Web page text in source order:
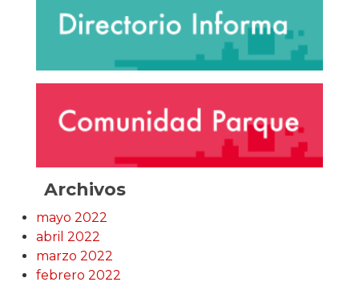
Archivos
mayo 2022
abril 2022
marzo 2022
febrero 2022